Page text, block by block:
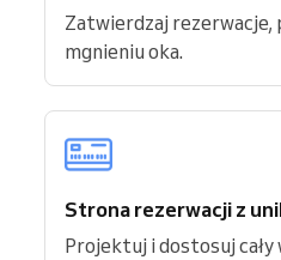
Zatwierdzaj rezerwacje,
mgnieniu oka.
Strona rezerwacji z
Projektuj i dostosuj